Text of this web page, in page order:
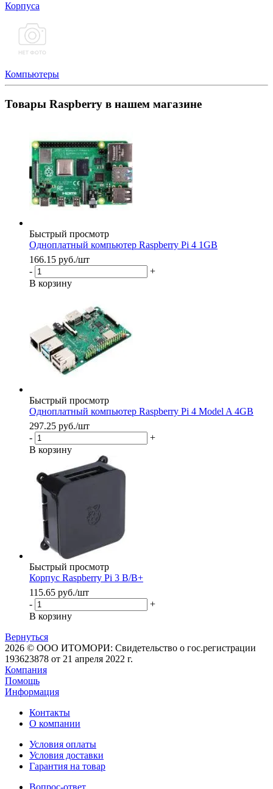
Корпуса
Компьютеры
Товары Raspberry в нашем магазине
Быстрый просмотр
Одноплатный компьютер Raspberry Pi 4 1GB
166.15 руб./шт
-
+
В корзину
Быстрый просмотр
Одноплатный компьютер Raspberry Pi 4 Model A 4GB
297.25 руб./шт
-
+
В корзину
Быстрый просмотр
Корпус Raspberry Pi 3 B/B+
115.65 руб./шт
-
+
В корзину
Вернуться
2026 © ООО ИТОМОРИ: Свидетельство о гос.регистрации
193623878 от 21 апреля 2022 г.
Компания
Помощь
Информация
Контакты
О компании
Условия оплаты
Условия доставки
Гарантия на товар
Вопрос-ответ